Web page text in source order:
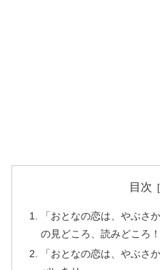
目次
「おとなの恋は、やぶさ
の見どころ、読みどころ！
「おとなの恋は、やぶさ